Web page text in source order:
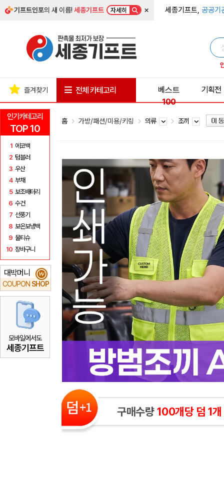
기프트인포의 새 이름!세종기프트 자세히 × 세종기프트, 공공기
인기카테고리
TOP 10
1 에코백
2 텀블러
3 우산
4 부채
5 보조배터리
6 수건
7 선풍기
8 보온보냉백
9 물티슈
10 장바구니
대박머니
COUPON SHOP
₩
모바일에서도
세종기프트
즐겨찾기 전체 카테고리
베스트
100
기획전
홈 가방/패션/미용/키링 의류 조끼
구매수량100개당 덤 1개